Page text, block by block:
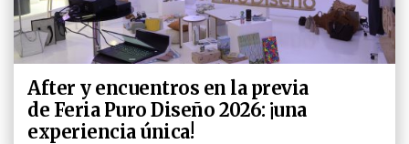
After y encuentros en la previa
de Feria Puro Diseño 2026: ¡una
experiencia única!